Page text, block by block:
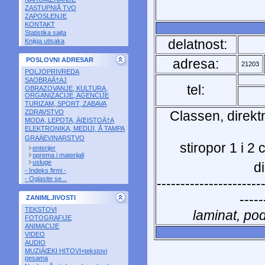
ZASTUPNIÅ TVO
ZAPOSLENJE
KONTAKT
Statistika sajta
Knjiga utisaka
POSLOVNI ADRESAR
POLJOPRIVREDA
SAOBRAÄ†AJ
OBRAZOVANJE, KULTURA,
ORGANIZACIJE, AGENCIJE
TURIZAM, SPORT, ZABAVA
ZDRAVSTVO
MODA, LEPOTA, ÄŒISTOÄ†A
ELEKTRONIKA, MEDIJI, Å TAMPA
GRAÄEVINARSTVO
enterijer
oprema i materijali
usluge
- Indeks firmi -
- Oglasite se...
ZANIMLJIVOSTI
TEKSTOVI
FOTOGRAFIJE
ANIMACIJE
VIDEO
AUDIO
MUZIÄŒKI HITOVI+tekstovi
pesama
delatnost:
adresa:
21203
tel:
Classen,
stiropor 1 i 2
laminat,